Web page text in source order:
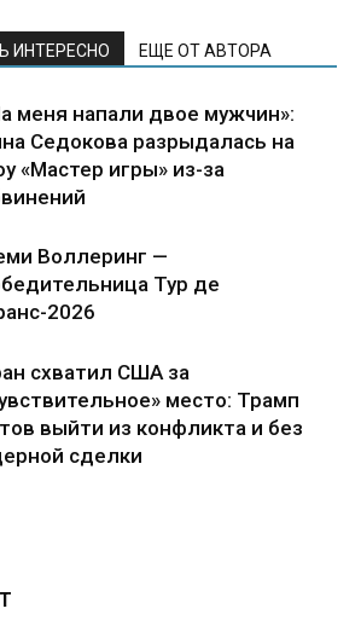
ИНТЕРЕСНО ЕЩЕ ОТ АВТОРА
меня напали двое мужчин»:
Седокова разрыдалась на
«Мастер игры» из-за
Воллеринг —
Тур де
2026
схватил США за
место: Трамп
выйти из конфликта и без
сделки